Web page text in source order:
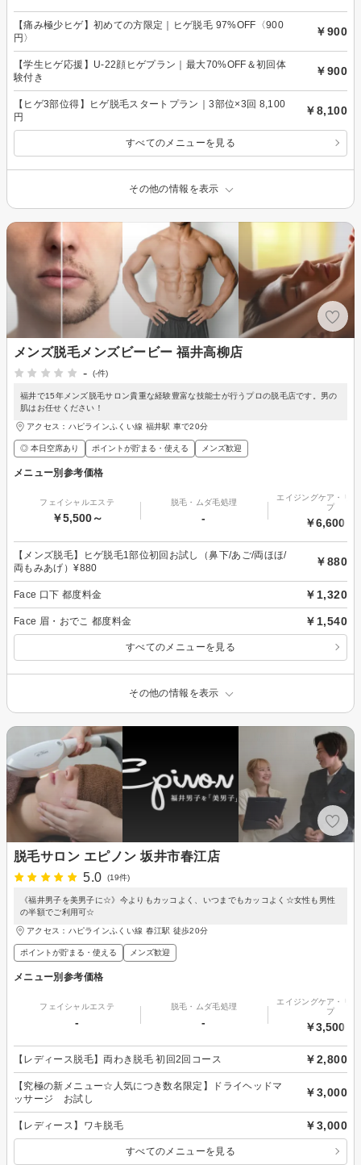
【痛み極少ヒゲ】初めての方限定｜ヒゲ脱毛 97%OFF〈900
円〉
￥900
【学生ヒゲ応援】U-22顔ヒゲプラン｜最大70%OFF＆初回体
験付き
￥900
【ヒゲ3部位得】ヒゲ脱毛スタートプラン｜3部位×3回 8,100
円
￥8,100
すべてのメニューを見る
その他の情報を表示
メンズ脱毛メンズビービー 福井高柳店
-
(-件)
福井で15年メンズ脱毛サロン貴重な経験豊富な技能士が行うプロの脱毛店です。男の
肌はお任せください！
アクセス：ハピラインふくい線 福井駅 車で20分
◎ 本日空席あり ポイントが貯まる・使える メンズ歓迎
メニュー別参考価格
フェイシャルエステ
￥5,500～
脱毛・ムダ毛処理
-
エイジングケア・リ
プ
￥6,600～
【メンズ脱毛】ヒゲ脱毛1部位初回お試し（鼻下/あご/両ほほ/
両もみあげ）¥880
￥880
Face 口下 都度料金 ￥1,320
Face 眉・おでこ 都度料金 ￥1,540
すべてのメニューを見る
その他の情報を表示
脱毛サロン エピノン 坂井市春江店
5.0
(19件)
《福井男子を美男子に☆》今よりもカッコよく、いつまでもカッコよく☆女性も男性
の半額でご利用可☆
アクセス：ハピラインふくい線 春江駅 徒歩20分
ポイントが貯まる・使える メンズ歓迎
メニュー別参考価格
フェイシャルエステ
-
脱毛・ムダ毛処理
-
エイジングケア・リ
プ
￥3,500～
【レディース脱毛】両わき脱毛 初回2回コース ￥2,800
【究極の新メニュー☆人気につき数名限定】ドライヘッドマ
ッサージ お試し
￥3,000
【レディース】ワキ脱毛 ￥3,000
すべてのメニューを見る